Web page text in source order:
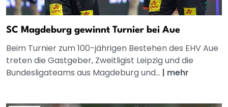
SC Magdeburg gewinnt Turnier bei Aue
Beim Turnier zum 100-jährigen Bestehen des EHV Aue
treten die Gastgeber, Zweitligist Leipzig und die
Bundesligateams aus Magdeburg und... | mehr